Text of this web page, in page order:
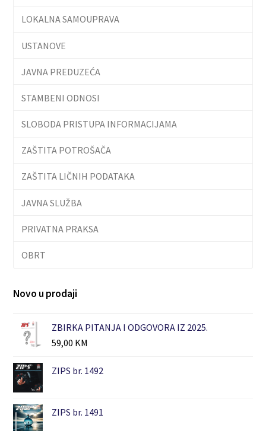
LOKALNA SAMOUPRAVA
USTANOVE
JAVNA PREDUZEĆA
STAMBENI ODNOSI
SLOBODA PRISTUPA INFORMACIJAMA
ZAŠTITA POTROŠAČA
ZAŠTITA LIČNIH PODATAKA
JAVNA SLUŽBA
PRIVATNA PRAKSA
OBRT
Novo u prodaji
ZBIRKA PITANJA I ODGOVORA IZ 2025.
59,00 KM
ZIPS br. 1492
ZIPS br. 1491